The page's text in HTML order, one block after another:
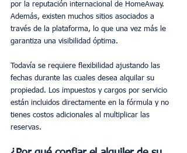
por la reputación internacional de HomeAway.
Además, existen muchos sitios asociados a
través de la plataforma, lo que una vez más le
garantiza una visibilidad óptima.
Todavía se requiere flexibilidad ajustando las
fechas durante las cuales desea alquilar su
propiedad. Los impuestos y cargos por servicio
están incluidos directamente en la fórmula y no
tienes costos adicionales al multiplicar las
reservas.